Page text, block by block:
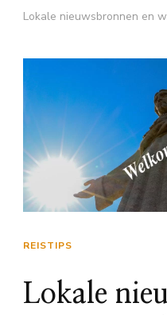
Lokale nieuwsbronnen en
REISTIPS
Lokale